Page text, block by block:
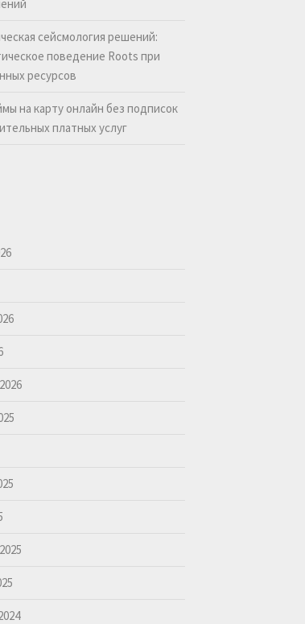
сейсмология решений:
поведение Roots при
ресурсов
на карту онлайн без подписок
платных услуг